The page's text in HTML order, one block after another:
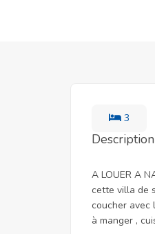
3
Description
A LOUER A
cette villa de
coucher avec
à manger ,